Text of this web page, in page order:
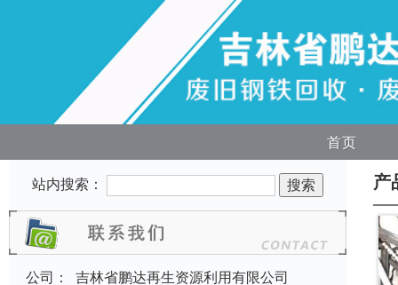
首页
站内搜索：
公司：
吉林省鹏达再生资源利用有限公司
产